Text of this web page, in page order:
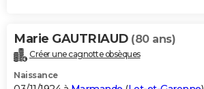
Marie GAUTRIAUD (80 ans)
Créer une cagnotte obsèques
Naissance